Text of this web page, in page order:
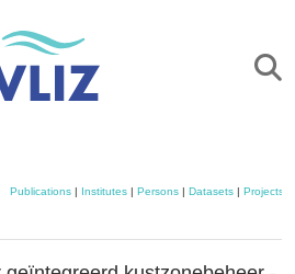
Publications| Institutes| Persons| Datasets| Projects